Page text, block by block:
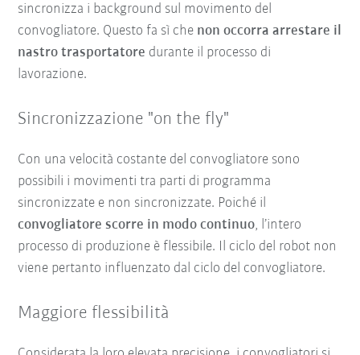
sincronizza i background sul movimento del
convogliatore. Questo fa sì che non occorra arrestare il
nastro trasportatore durante il processo di
lavorazione.
Sincronizzazione "on the fly"
Con una velocità costante del convogliatore sono
possibili i movimenti tra parti di programma
sincronizzate e non sincronizzate. Poiché il
convogliatore scorre in modo continuo, l’intero
processo di produzione è flessibile. Il ciclo del robot non
viene pertanto influenzato dal ciclo del convogliatore.
Maggiore flessibilità